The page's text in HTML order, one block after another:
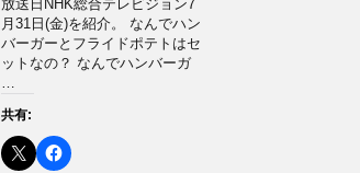
放送日NHK総合テレビジョン7
月31日(金)を紹介。 なんでハン
バーガーとフライドポテトはセ
ットなの？ なんでハンバーガ
…
共有: